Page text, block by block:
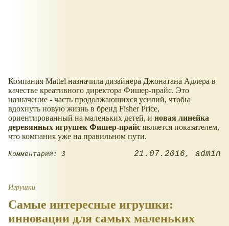
Компания Mattel назначила дизайнера Джонатана Адлера в
качестве креативного директора Фишер-прайс. Это
назначение - часть продолжающихся усилий, чтобы
вдохнуть новую жизнь в бренд Fisher Price,
ориентированный на маленьких детей, и новая линейка
деревянных игрушек Фишер-прайс является показателем,
что компания уже на правильном пути.
Комментарии: 3 21.07.2016 admin
Игрушки
Самые интересные игрушки:
инновации для самых маленьких